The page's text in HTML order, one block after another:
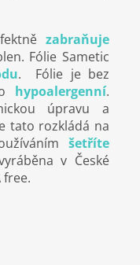
zabraňuje
Fólie Sametic
. Fólie je bez
hypoalergenní.
úpravu a
tato rozkládá na
šetříte
v České
free.